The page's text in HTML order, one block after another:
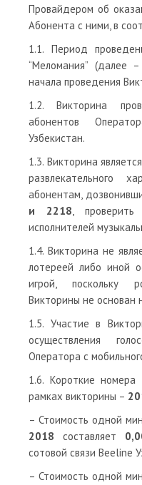
Провайдером об
Абонента с ними, в
1.1. Период
“Меломания” (далее
начала проведения
1.2. Викторина
абонентов
Узбекистан.
1.3. Викторина
развлекательного
абонентам,
и 2218,
исполнителей
1.4. Викторина не
лотереей либо иной
игрой, поскольку
Викторины не основан
1.5. Участие в
осуществления
Оператора с
1.6. Короткие номера
рамках викторины –
– Стоимость одной
2018 составляет
сотовой связи Beeline
– Стоимость одной